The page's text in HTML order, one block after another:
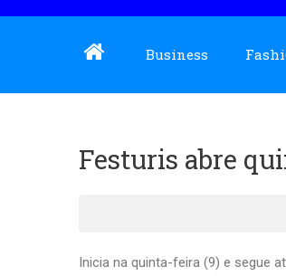
Business
Festuris abre
Inicia na quinta-feira (9) e segue